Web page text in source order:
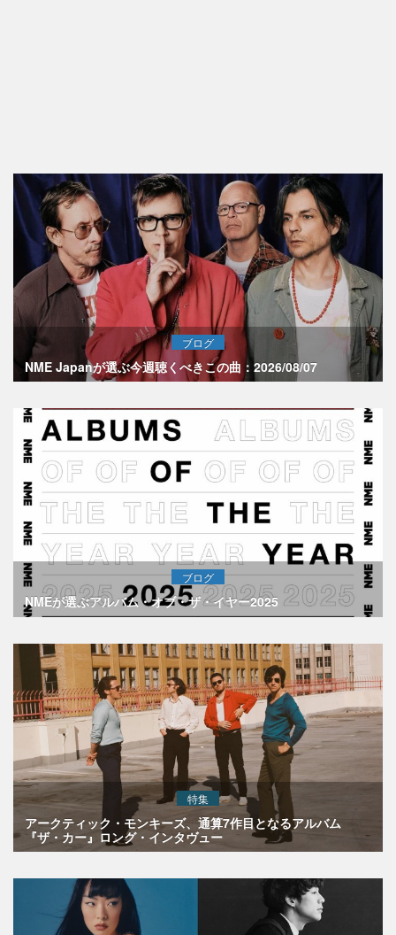
ブログ
NME Japanが選ぶ今週聴くべきこの曲：2026/08/07
ブログ
NMEが選ぶアルバム・オブ・ザ・イヤー2025
特集
アークティック・モンキーズ、通算7作目となるアルバム
『ザ・カー』ロング・インタヴュー